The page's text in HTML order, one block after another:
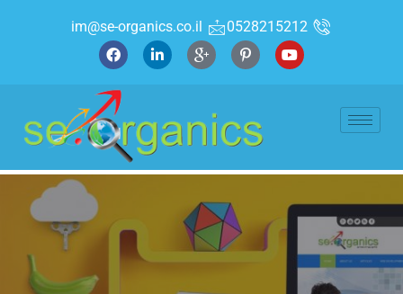
0528215212
im@se-organics.co.il